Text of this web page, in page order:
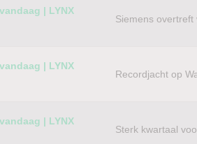
Titel
| LYNX
Siemens
| LYNX
Recordjacht op
| LYNX
Sterk kwartaal